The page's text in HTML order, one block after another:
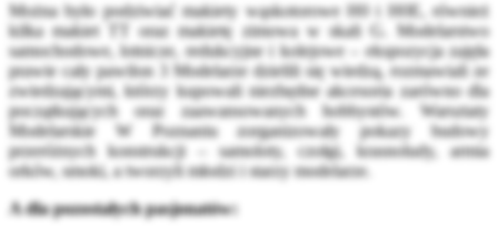
Można było podziwiać makiety wąskotorowe H0 i H0E, również
kilka makiet TT oraz makietę zimowa w skali G. Modelarstwo
samochodowe, lotnicze, redukcyjne i kolejowe – ekspozycja zajęła
prawie cały pawilon 3 Modelarze dzielili się wiedzą, rozmawiali ze
zwiedzającymi, którzy kupowali niezbędne akcesoria zarówno dla
początkujących oraz zaawansowanych hobbystów. Warsztaty
Modelarskie W Poznaniu zorganizowały pokazy budowy
przeróżnych konstrukcji – samoloty, czołgi, krasnoludy, armia
orków, smoki, a tworzyli młodzi i starzy modelarze.
A dla pozostałych pasjonatów: